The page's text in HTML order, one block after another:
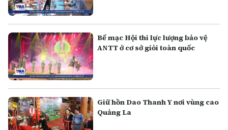
Bế mạc Hội thi lực lượng bảo vệ
ANTT ở cơ sở giỏi toàn quốc
Giữ hồn Dao Thanh Y nơi vùng cao
Quảng La